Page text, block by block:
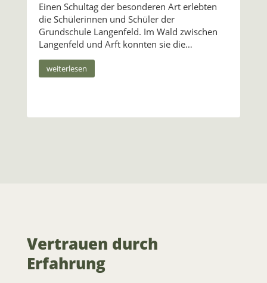
Einen Schultag der besonderen Art erlebten
die Schülerinnen und Schüler der
Grundschule Langenfeld. Im Wald zwischen
Langenfeld und Arft konnten sie die…
weiterlesen
Vertrauen durch
Erfahrung